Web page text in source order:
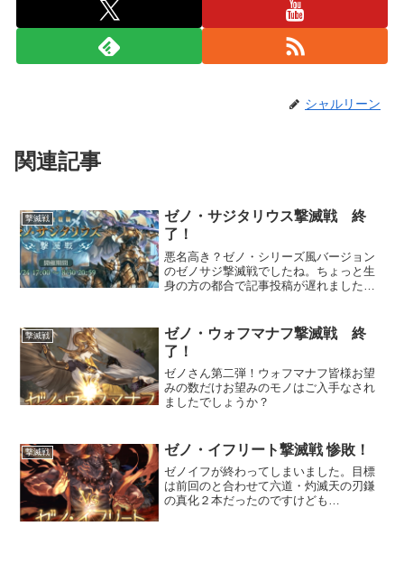
シャルリーン
関連記事
撃滅戦
ゼノ・サジタリウス撃滅戦 終
了！
悪名高き？ゼノ・シリーズ風バージョン
のゼノサジ撃滅戦でしたね。ちょっと生
身の方の都合で記事投稿が遅れました
撃滅戦
ゼノ・ウォフマナフ撃滅戦 終
了！
ゼノさん第二弾！ウォフマナフ皆様お望
みの数だけお望みのモノはご入手なされ
ましたでしょうか？
撃滅戦 ゼノ・イフリート撃滅戦 惨敗！
ゼノイフが終わってしまいました。目標
は前回のと合わせて六道・灼滅天の刃鎌
の真化２本だったのですけども…